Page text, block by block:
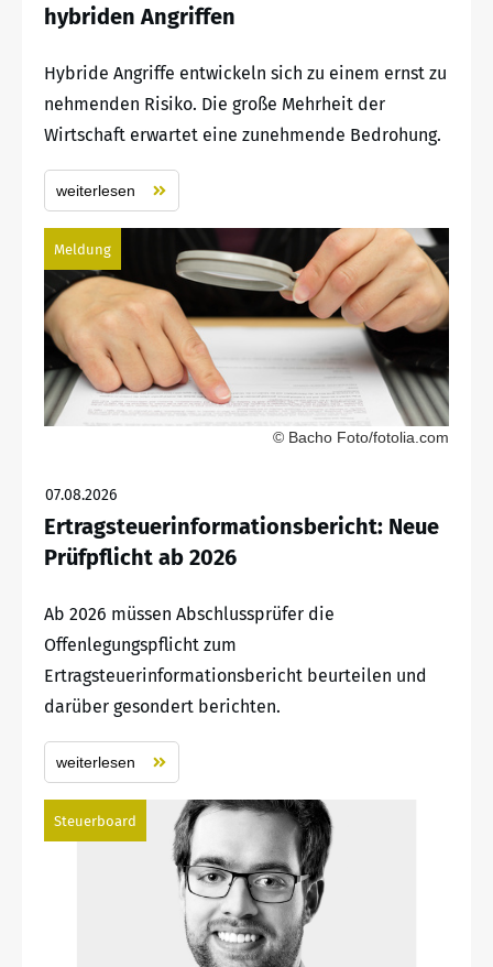
hybriden Angriffen
Hybride Angriffe entwickeln sich zu einem ernst zu
nehmenden Risiko. Die große Mehrheit der
Wirtschaft erwartet eine zunehmende Bedrohung.
weiterlesen
Meldung
© Bacho Foto/fotolia.com
07.08.2026
Ertragsteuerinformationsbericht: Neue
Prüfpflicht ab 2026
Ab 2026 müssen Abschlussprüfer die
Offenlegungspflicht zum
Ertragsteuerinformationsbericht beurteilen und
darüber gesondert berichten.
weiterlesen
Steuerboard